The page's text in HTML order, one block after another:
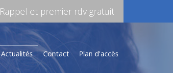
Rappel et premier rdv gratuit
Actualités Contact Plan d'accès